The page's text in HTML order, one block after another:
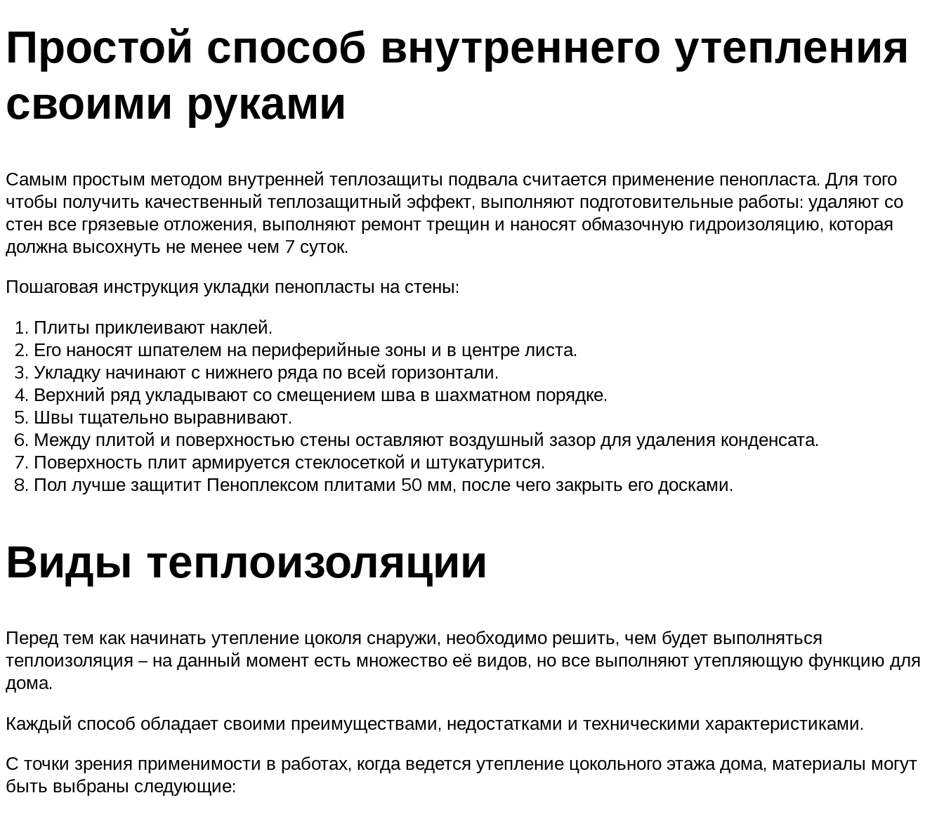
Простой способ внутреннего утепления
своими руками
Самым простым методом внутренней теплозащиты подвала считается применение пенопласта. Для того
чтобы получить качественный теплозащитный эффект, выполняют подготовительные работы: удаляют со
стен все грязевые отложения, выполняют ремонт трещин и наносят обмазочную гидроизоляцию, которая
должна высохнуть не менее чем 7 суток.
Пошаговая инструкция укладки пенопласты на стены:
Плиты приклеивают наклей.
Его наносят шпателем на периферийные зоны и в центре листа.
Укладку начинают с нижнего ряда по всей горизонтали.
Верхний ряд укладывают со смещением шва в шахматном порядке.
Швы тщательно выравнивают.
Между плитой и поверхностью стены оставляют воздушный зазор для удаления конденсата.
Поверхность плит армируется стеклосеткой и штукатурится.
Пол лучше защитит Пеноплексом плитами 50 мм, после чего закрыть его досками.
Виды теплоизоляции
Перед тем как начинать утепление цоколя снаружи, необходимо решить, чем будет выполняться
теплоизоляция – на данный момент есть множество её видов, но все выполняют утепляющую функцию для
дома.
Каждый способ обладает своими преимуществами, недостатками и техническими характеристиками.
С точки зрения применимости в работах, когда ведется утепление цокольного этажа дома, материалы могут
быть выбраны следующие: